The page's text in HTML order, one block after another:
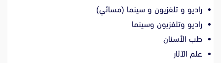
راديو و تلفزيون و سينما (مسائي)
راديو وتلفزيون وسينما
طب الأسنان
علم الآثار